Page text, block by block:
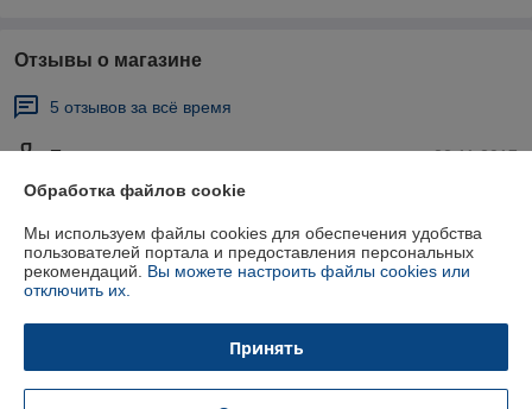
Отзывы о магазине
5 отзывов за всё время
22.11.2017
Покупатель
Отлично
15.02.2016
Пользователь скрыл свои данные
Обработка файлов cookie
Мы используем файлы cookies для обеспечения удобства
пользователей портала и предоставления персональных
рекомендаций. Вы можете настроить файлы cookies или
отключить их.
Принять